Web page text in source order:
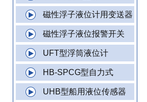
磁性浮子液位计用变送器
磁性浮子液位报警开关
UFT型浮筒液位计
HB-SPCG型自力式
UHB型船用液位传感器